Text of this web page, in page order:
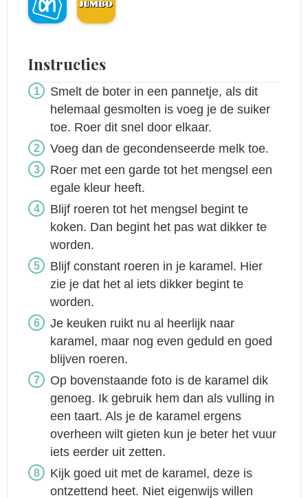
Instructies
Smelt de boter in een pannetje, als dit
helemaal gesmolten is voeg je de suiker
toe. Roer dit snel door elkaar.
Voeg dan de gecondenseerde melk toe.
Roer met een garde tot het mengsel een
egale kleur heeft.
Blijf roeren tot het mengsel begint te
koken. Dan begint het pas wat dikker te
worden.
Blijf constant roeren in je karamel. Hier
zie je dat het al iets dikker begint te
worden.
Je keuken ruikt nu al heerlijk naar
karamel, maar nog even geduld en goed
blijven roeren.
Op bovenstaande foto is de karamel dik
genoeg. Ik gebruik hem dan als vulling in
een taart. Als je de karamel ergens
overheen wilt gieten kun je beter het vuur
iets eerder uit zetten.
Kijk goed uit met de karamel, deze is
ontzettend heet. Niet eigenwijs willen